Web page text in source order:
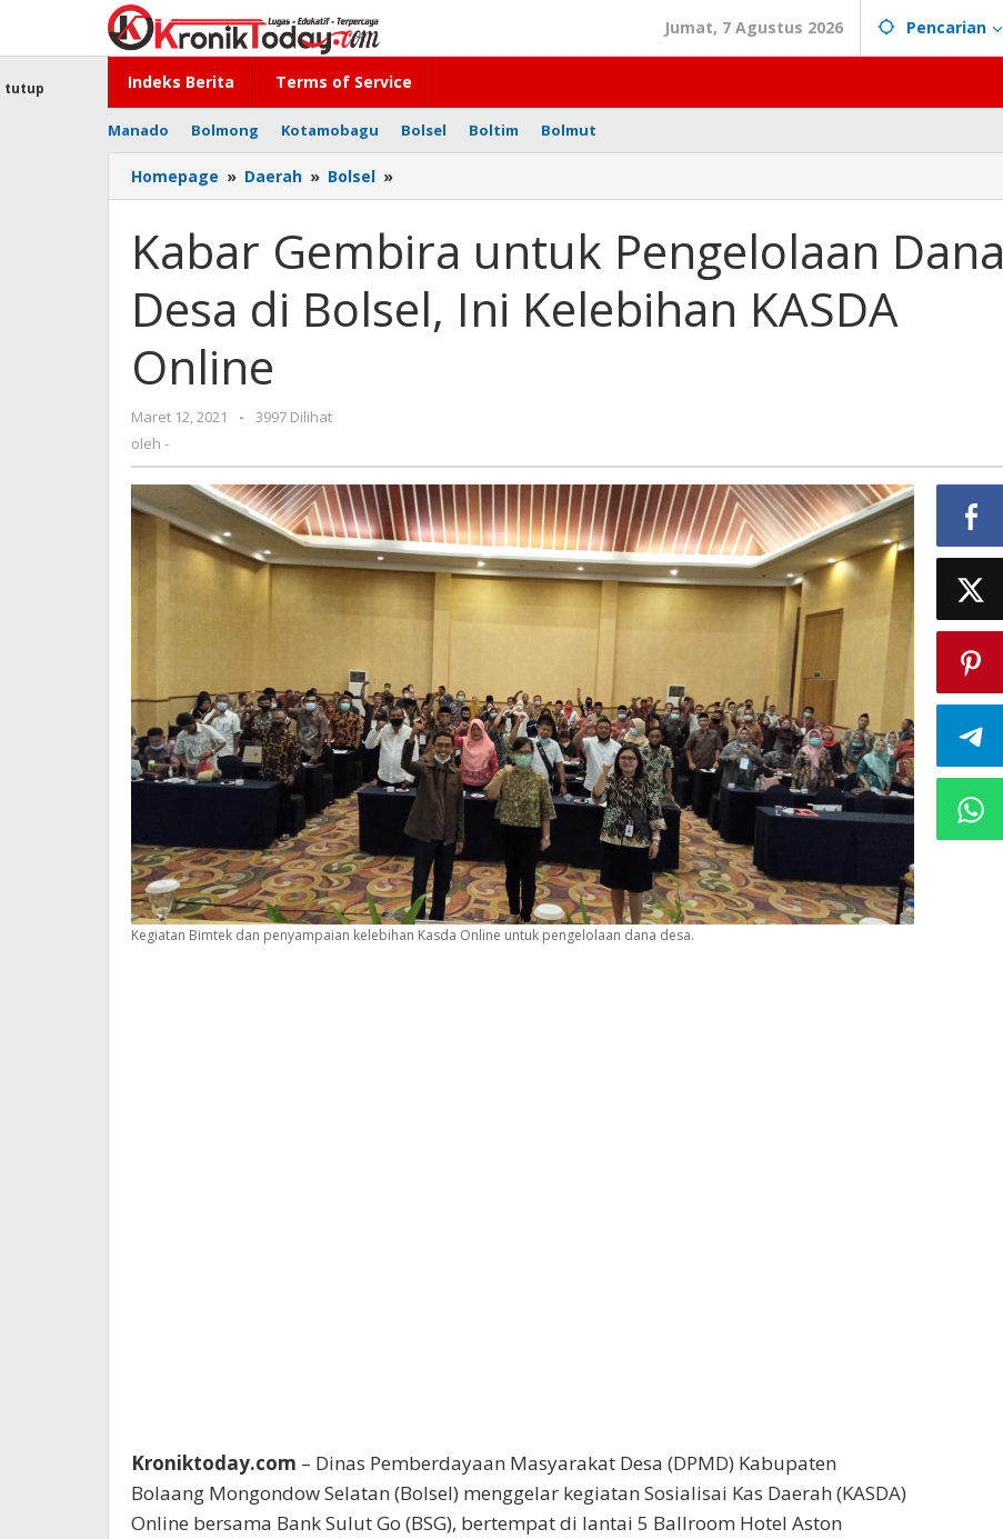
konten
Jumat, 7 Agustus 2026 Pencarian
Indeks Berita Terms of Service
Manado Bolmong Kotamobagu Bolsel Boltim Bolmut
tutup
Homepage » Daerah » Bolsel »
Gembira
Pengelolaan
Dana
Desa
di
Bolsel,
Kabar Gembira untuk Pengelolaan Dana
Desa di Bolsel, Ini Kelebihan KASDA
Online
Maret 12, 2021
oleh
-
3997 Dilihat
oleh -
Kegiatan Bimtek dan penyampaian kelebihan Kasda Online untuk pengelolaan dana desa.
Kroniktoday.com – Dinas Pemberdayaan Masyarakat Desa (DPMD) Kabupaten
Bolaang Mongondow Selatan (Bolsel) menggelar kegiatan Sosialisai Kas Daerah (KASDA)
Online bersama Bank Sulut Go (BSG), bertempat di lantai 5 Ballroom Hotel Aston